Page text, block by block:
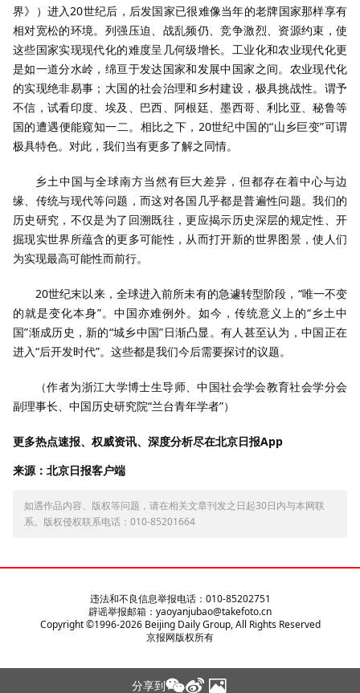
界》）进入20世纪后，后发国家已很难像当年的老牌国家那样享有
相对宽松的环境。列强压迫、战乱频仍、竞争激烈、资源约束，使
这些国家实现现代化的难度呈几何级增长。工业化和农业现代化更
是如一道分水岭，绵亘于发达国家和发展中国家之间。农业现代化
的实现绝非易事；大国的社会治理和乡村建设，极具挑战性。谓予
不信，试看印度、埃及、巴西、阿根廷、墨西哥、利比亚、秘鲁等
国的遭遇便能窥知一二。相比之下，20世纪中国的“山乡巨变”可谓
极具特色。对此，我们当有更多了解之同情。
乡土中国与全球南方当然有巨大差异，但都存在着中心与边
缘、传统与现代等问题，而这对各国几乎都是普遍性问题。我们的
历史研究，不仅是为了回溯既往，更应揭示历史深层的规定性、开
掘现实世界所蕴含的更多可能性，从而打开新的世界图景，使人们
为实现最高可能性而前行。
20世纪末以来，全球进入前所未有的急遽转型阶段，“唯一不变
的就是变化本身”。中国亦难例外。如今，传统意义上的“乡土中
国”渐成历史，新的“城乡中国”日渐凸显。有人甚至认为，中国正在
进入“后开发时代”。这些都是我们今后需要探讨的议题。
（作者为浙江大学博士生导师、中国社会学会教育社会学分会
副理事长、中国历史研究院“兰台青年学者”）
更多热点速报、权威资讯、深度分析尽在北京日报App
来源：北京日报客户端
如遇作品内容、版权等问题，请在相关文章刊发之日起30日内与本网联
系。版权侵权联系电话：010-85201664
分享到
违法和不良信息举报电话：010-85202751
辟谣举报邮箱：yaoyanjubao@takefoto.cn
Copyright ©1996-2026Beijing Daily Group, All Rights Reserved
京报网版权所有